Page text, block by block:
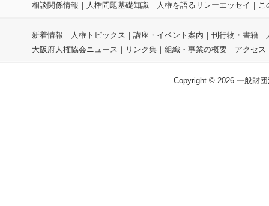
｜ 相談関係情報 ｜ 人権問題基礎知識 ｜ 人権を語るリレーエッセイ ｜ こ
｜ 新着情報 ｜ 人権トピックス ｜ 講座・イベント案内 ｜ 刊行物・書籍 ｜
｜ 大阪府人権協会ニュース ｜ リンク集 ｜ 組織・事業の概要 ｜ アクセス
Copyright © 2026 一般財